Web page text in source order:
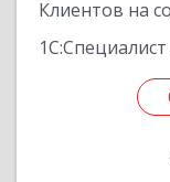
Клиентов на
1С:Специалист